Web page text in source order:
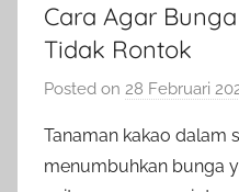
Cara Agar
Tidak Rontok
Posted on 28 Februari
Tanaman kakao dalam
menumbuhkan bunga